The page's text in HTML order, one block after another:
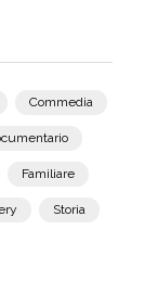
Commedia
Familiare
Storia